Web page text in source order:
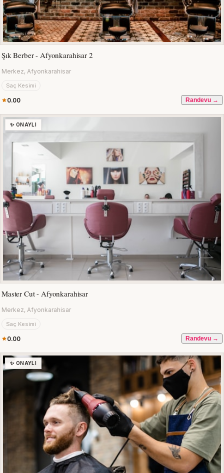
Şık Berber - Afyonkarahisar 2
Merkez, Afyonkarahisar
Saç Kesimi
0.00 Randevu →
✨ ONAYLI
Master Cut - Afyonkarahisar
Merkez, Afyonkarahisar
Saç Kesimi
0.00 Randevu →
✨ ONAYLI